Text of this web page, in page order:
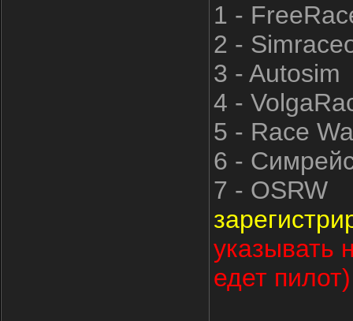
1 -
2 -
3 - Autosim
4 -
5 - Race
6 -
7 - OSRW
указывать
едет пилот)